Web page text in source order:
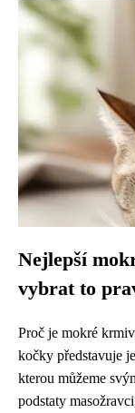
Nejlepší
vybrat to
Proč je mokré
kočky představuje
kterou můžeme
podstaty